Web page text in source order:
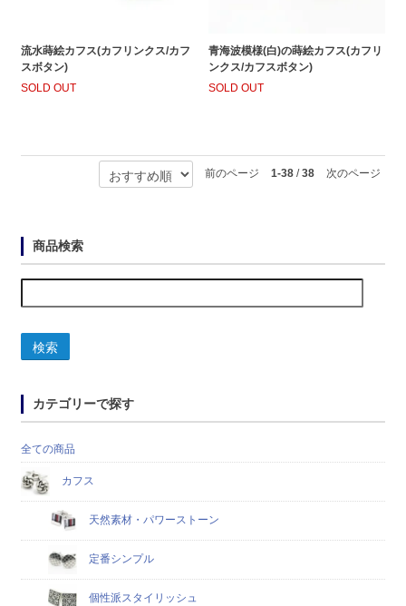
流水蒔絵カフス(カフリンクス/カフ
スボタン)
SOLD OUT
青海波模様(白)の蒔絵カフス(カフリ
ンクス/カフスボタン)
SOLD OUT
前のページ 1-38/38 次のページ
商品検索
検索
カテゴリーで探す
全ての商品
カフス
天然素材・パワーストーン
定番シンプル
個性派スタイリッシュ